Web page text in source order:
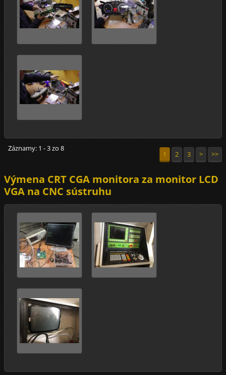
Záznamy: 1 - 3 zo 8
1 2 3 > >>
Výmena CRT CGA monitora za monitor LCD
VGA na CNC sústruhu